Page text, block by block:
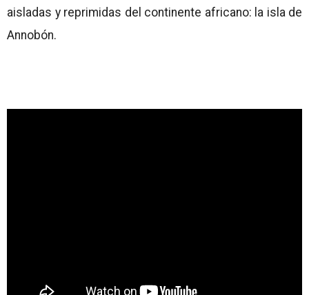
aisladas y reprimidas del continente africano: la isla de
Annobón.